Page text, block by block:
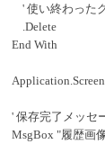
' 使い終わった
.Delete
End With
' 保存完了メッセ
MsgBox "履歴画